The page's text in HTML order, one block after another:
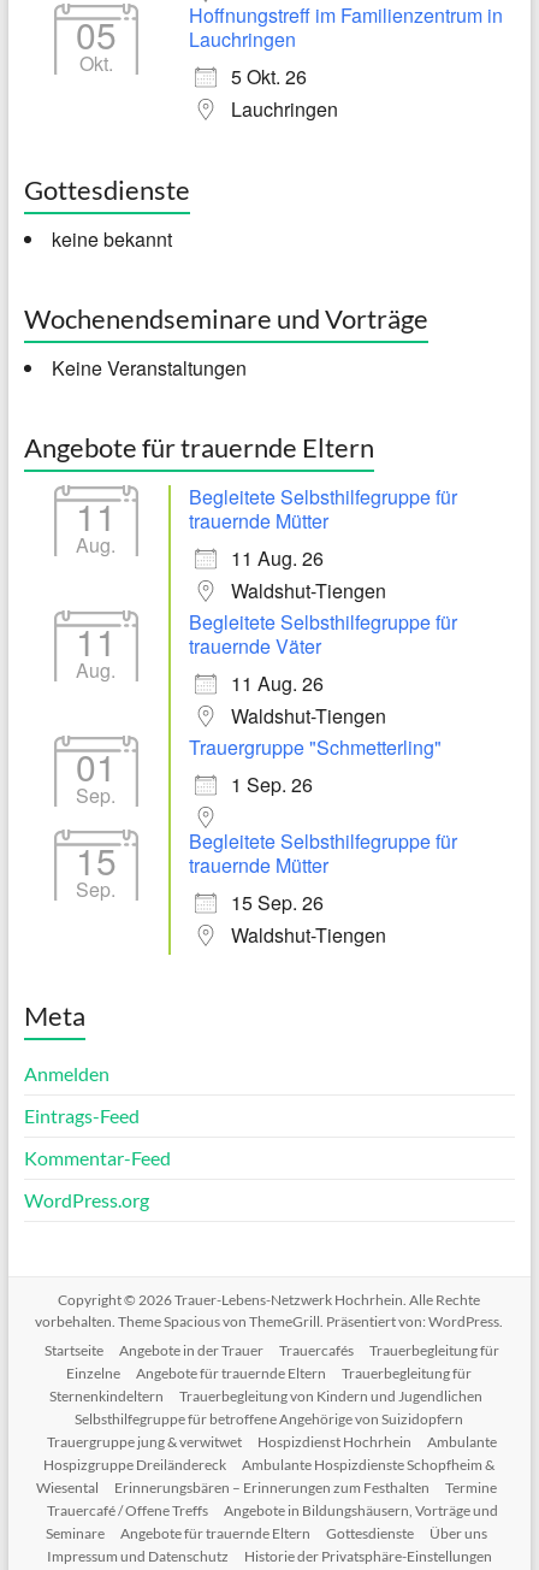
05
Okt.
Hoffnungstreff im Familienzentrum in
Lauchringen
5 Okt. 26
Lauchringen
Gottesdienste
keine bekannt
Wochenendseminare und Vorträge
Keine Veranstaltungen
Angebote für trauernde Eltern
11
Aug.
Begleitete Selbsthilfegruppe für
trauernde Mütter
11 Aug. 26
Waldshut-Tiengen
11
Aug.
Begleitete Selbsthilfegruppe für
trauernde Väter
11 Aug. 26
Waldshut-Tiengen
01
Sep.
Trauergruppe "Schmetterling"
1 Sep. 26
15
Sep.
Begleitete Selbsthilfegruppe für
trauernde Mütter
15 Sep. 26
Waldshut-Tiengen
Meta
Anmelden
Eintrags-Feed
Kommentar-Feed
WordPress.org
Copyright © 2026Trauer-Lebens-Netzwerk Hochrhein. Alle Rechte
vorbehalten. ThemeSpaciousvon ThemeGrill. Präsentiert von:WordPress.
Startseite
Angebote in der Trauer Trauercafés
Trauerbegleitung für
Einzelne
Angebote für trauernde Eltern
Trauerbegleitung für
Sternenkindeltern
Trauerbegleitung von Kindern und Jugendlichen
Selbsthilfegruppe für betroffene Angehörige von Suizidopfern
Trauergruppe jung & verwitwet
Hospizdienst Hochrhein
Ambulante
Hospizgruppe Dreiländereck
Ambulante Hospizdienste Schopfheim &
Wiesental
Erinnerungsbären – Erinnerungen zum Festhalten
Termine
Trauercafé / Offene Treffs
Angebote in Bildungshäusern, Vorträge und
Seminare
Angebote für trauernde Eltern Gottesdienste
Über uns
Impressum und Datenschutz
Historie der Privatsphäre-Einstellungen